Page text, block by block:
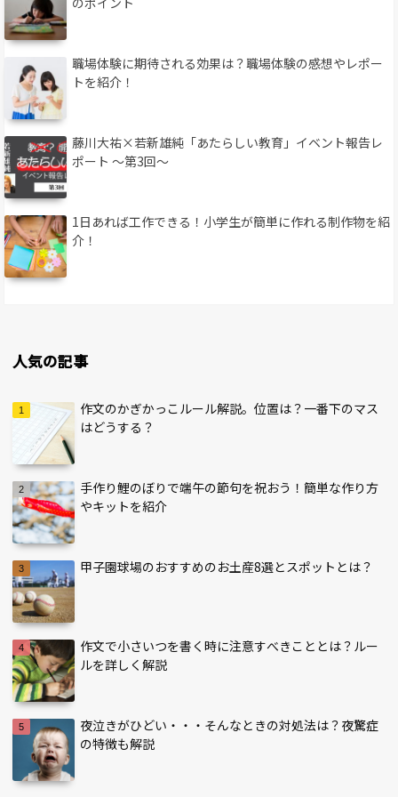
職場体験に期待される効果は？職場体験の感想やレポー
トを紹介！
藤川大祐×若新雄純「あたらしい教育」イベント報告レ
ポート 〜第3回〜
1日あれば工作できる！小学生が簡単に作れる制作物を紹
介！
人気の記事
作文のかぎかっこルール解説。位置は？一番下のマス
はどうする？
手作り鯉のぼりで端午の節句を祝おう！簡単な作り方
やキットを紹介
甲子園球場のおすすめのお土産8選とスポットとは？
作文で小さいつを書く時に注意すべきこととは？ルー
ルを詳しく解説
夜泣きがひどい・・・そんなときの対処法は？夜驚症
の特徴も解説